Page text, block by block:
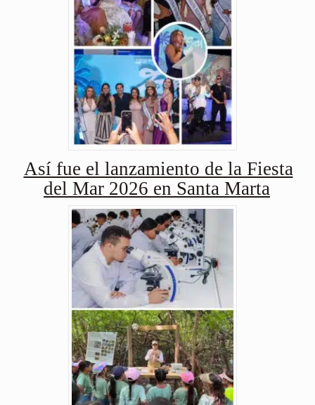
Así fue el lanzamiento de la Fiesta
del Mar 2026 en Santa Marta